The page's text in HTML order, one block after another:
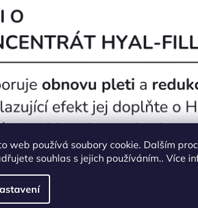
web používá soubory cookie. Dalším
souhlas s jejich používáním.. Více